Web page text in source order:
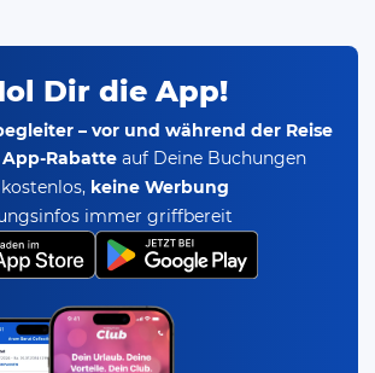
Dir die App!
– vor und während der Reise
App-Rabatte auf Deine Buchungen
keine Werbung
immer griffbereit